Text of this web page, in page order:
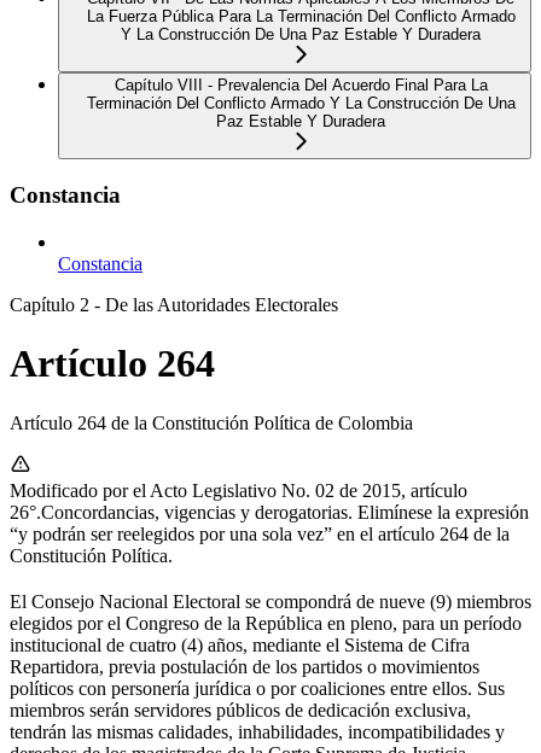
La Fuerza Pública Para La Terminación Del Conflicto Armado
Y La Construcción De Una Paz Estable Y Duradera
Capítulo VIII - Prevalencia Del Acuerdo Final Para La
Terminación Del Conflicto Armado Y La Construcción De Una
Paz Estable Y Duradera
Constancia
Constancia
Capítulo 2 - De las Autoridades Electorales
Artículo 264
Artículo 264 de la Constitución Política de Colombia
Modificado por el Acto Legislativo No. 02 de 2015, artículo
26°.Concordancias, vigencias y derogatorias. Elimínese la expresión
“y podrán ser reelegidos por una sola vez” en el artículo 264 de la
Constitución Política.
El Consejo Nacional Electoral se compondrá de nueve (9) miembros
elegidos por el Congreso de la República en pleno, para un período
institucional de cuatro (4) años, mediante el Sistema de Cifra
Repartidora, previa postulación de los partidos o movimientos
políticos con personería jurídica o por coaliciones entre ellos. Sus
miembros serán servidores públicos de dedicación exclusiva,
tendrán las mismas calidades, inhabilidades, incompatibilidades y